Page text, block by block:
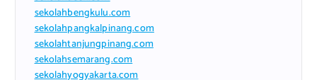
sekolahbengkulu.com
sekolahpangkalpinang.com
sekolahtanjungpinang.com
sekolahsemarang.com
sekolahyogyakarta.com